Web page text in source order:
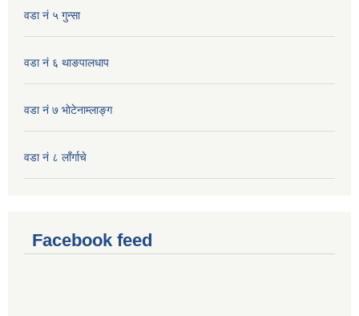
वडा नं ५ गुन्सा
वडा नं ६ थाङपालधाप
वडा नं ७ भाेटेनाम्लाङ्ग
वडा नं ८ लाँर्गाचे
Facebook feed